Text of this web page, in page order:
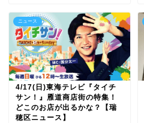
ニュース
4/17(日)東海テレビ『タイチ
サン！』雁道商店街の特集！
どこのお店が出るかな？【瑞
穂区ニュース】